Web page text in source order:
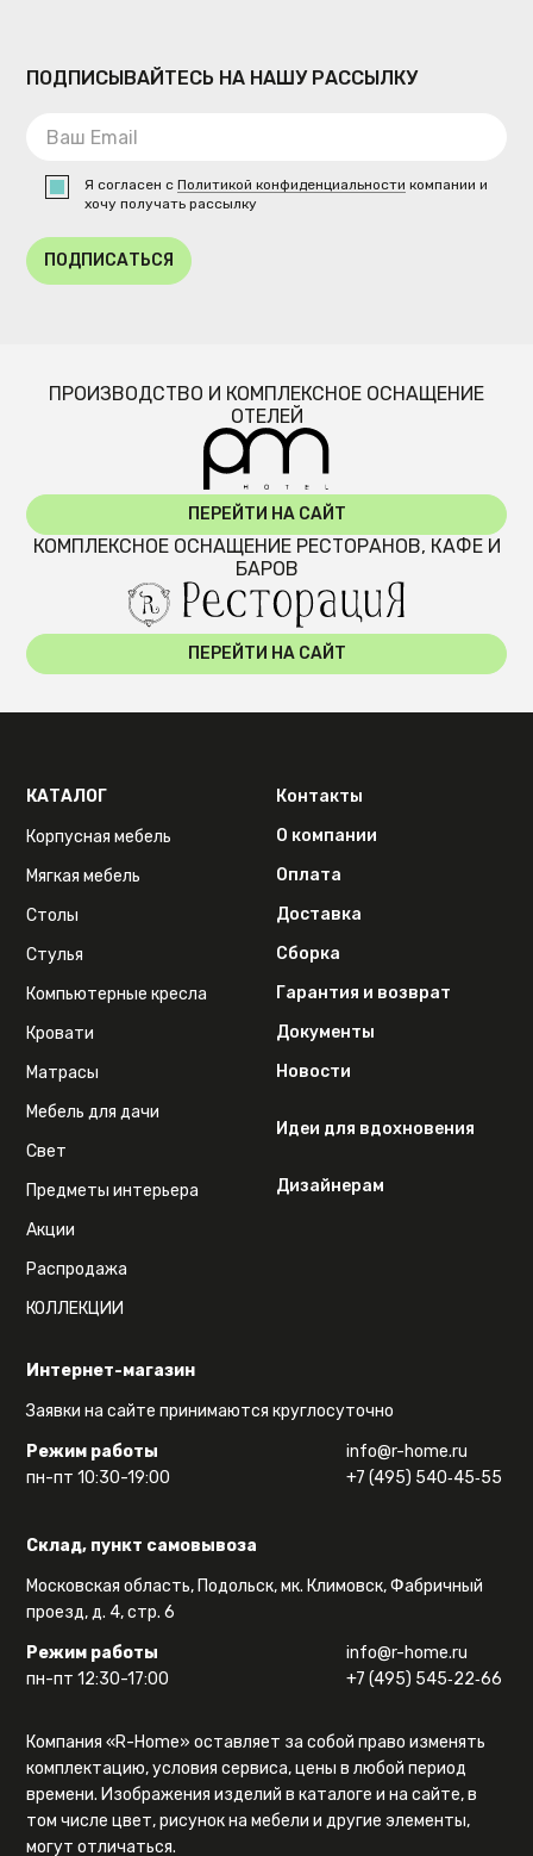
ПОДПИСЫВАЙТЕСЬ НА НАШУ РАССЫЛКУ
Я согласен сПолитикой конфиденциальности компании и
хочу получать рассылку
ПОДПИСАТЬСЯ
ПРОИЗВОДСТВО И КОМПЛЕКСНОЕ ОСНАЩЕНИЕ
ОТЕЛЕЙ
ПЕРЕЙТИ НА САЙТ
КОМПЛЕКСНОЕ ОСНАЩЕНИЕ РЕСТОРАНОВ, КАФЕ И
БАРОВ
ПЕРЕЙТИ НА САЙТ
Интернет-магазин
Заявки на сайте принимаются круглосуточно
Режим работы
пн-пт 10:30-19:00
info@r-home.ru
+7 (495) 540‑45‑55
Склад, пункт самовывоза
Московская область, Подольск, мк. Климовск, Фабричный
проезд, д. 4, стр. 6
Режим работы
пн-пт 12:30-17:00
info@r-home.ru
+7 (495) 545‑22‑66
КАТАЛОГ
Корпусная мебель
Мягкая мебель
Столы
Стулья
Компьютерные кресла
Кровати
Матрасы
Мебель для дачи
Свет
Предметы интерьера
Акции
Распродажа
КОЛЛЕКЦИИ
Контакты
О компании
Оплата
Доставка
Сборка
Гарантия и возврат
Документы
Новости
Идеи для вдохновения
Дизайнерам
Компания «R-Home» оставляет за собой право изменять
комплектацию, условия сервиса, цены в любой период
времени. Изображения изделий в каталоге и на сайте, в
том числе цвет, рисунок на мебели и другие элементы,
могут отличаться.